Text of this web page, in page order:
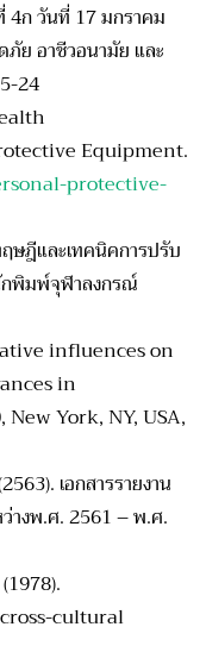
4ก วันที่ 17 มกราคม
ย อาชีวอนามัย และ
24
Equipment.
protective-
ษฎีและเทคนิคการปรับ
กพิมพ์จุฬาลงกรณ์
influences on
in
York, NY, USA,
เอกสารรายงาน
างพ.ศ. 2561 – พ.ศ.
cultural